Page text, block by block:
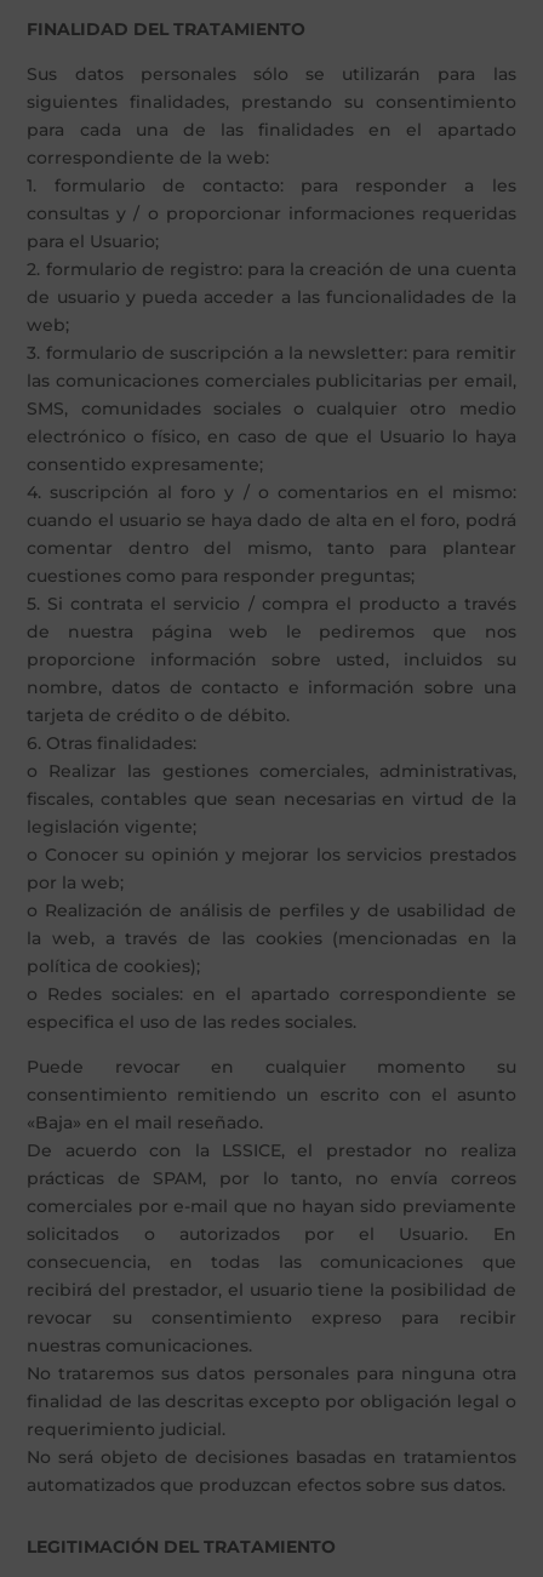
FINALIDAD DEL TRATAMIENTO
Sus datos personales sólo se utilizarán para las
siguientes finalidades, prestando su consentimiento
para cada una de las finalidades en el apartado
correspondiente de la web:
1. formulario de contacto: para responder a les
consultas y / o proporcionar informaciones requeridas
para el Usuario;
2. formulario de registro: para la creación de una cuenta
de usuario y pueda acceder a las funcionalidades de la
web;
3. formulario de suscripción a la newsletter: para remitir
las comunicaciones comerciales publicitarias per email,
SMS, comunidades sociales o cualquier otro medio
electrónico o físico, en caso de que el Usuario lo haya
consentido expresamente;
4. suscripción al foro y / o comentarios en el mismo:
cuando el usuario se haya dado de alta en el foro, podrá
comentar dentro del mismo, tanto para plantear
cuestiones como para responder preguntas;
5. Si contrata el servicio / compra el producto a través
de nuestra página web le pediremos que nos
proporcione información sobre usted, incluidos su
nombre, datos de contacto e información sobre una
tarjeta de crédito o de débito.
6. Otras finalidades:
o Realizar las gestiones comerciales, administrativas,
fiscales, contables que sean necesarias en virtud de la
legislación vigente;
o Conocer su opinión y mejorar los servicios prestados
por la web;
o Realización de análisis de perfiles y de usabilidad de
la web, a través de las cookies (mencionadas en la
política de cookies);
o Redes sociales: en el apartado correspondiente se
especifica el uso de las redes sociales.
Puede revocar en cualquier momento su
consentimiento remitiendo un escrito con el asunto
«Baja» en el mail reseñado.
De acuerdo con la LSSICE, el prestador no realiza
prácticas de SPAM, por lo tanto, no envía correos
comerciales por e-mail que no hayan sido previamente
solicitados o autorizados por el Usuario. En
consecuencia, en todas las comunicaciones que
recibirá del prestador, el usuario tiene la posibilidad de
revocar su consentimiento expreso para recibir
nuestras comunicaciones.
No trataremos sus datos personales para ninguna otra
finalidad de las descritas excepto por obligación legal o
requerimiento judicial.
No será objeto de decisiones basadas en tratamientos
automatizados que produzcan efectos sobre sus datos.
LEGITIMACIÓN DEL TRATAMIENTO